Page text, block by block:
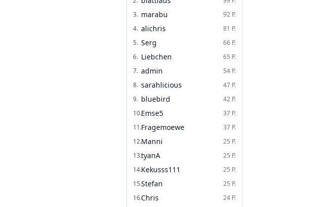
3. marabu 92 P.
4. alichris 81 P.
5. Serg 66 P.
6. Liebchen 65 P.
7. admin 54 P.
8. sarahlicious 47 P.
9. bluebird 42 P.
10.Emse5 37 P.
11.Fragemoewe 37 P.
12.Manni 25 P.
13.tyanA 25 P.
14.Kekusss111 25 P.
15.Stefan 25 P.
16.Chris 24 P.